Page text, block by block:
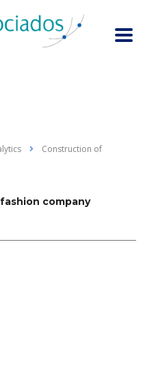
Construction of
company